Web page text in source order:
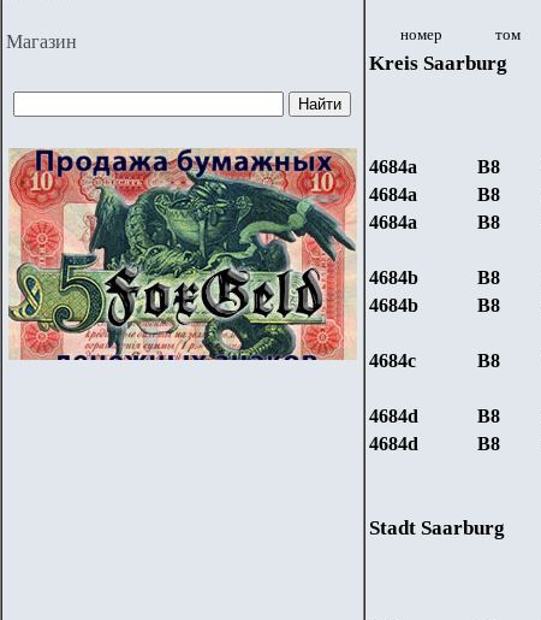
Магазин номер том
Kreis Saarburg
4684a
B8
4684a
B8
4684a B8
4684b B8
4684b B8
4684c B8
4684d B8
4684d B8
Stadt Saarburg